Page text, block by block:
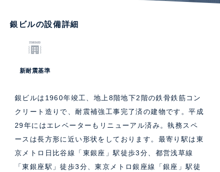
銀ビルの設備詳細
新耐震基準
銀ビルは1960年竣工、地上8階地下2階の鉄骨鉄筋コン
クリート造りで、耐震補強工事完了済の建物です。平成
29年にはエレベーターもリニューアル済み。執務スペ
ースは長方形に近い形状をしております。最寄り駅は東
京メトロ日比谷線「東銀座」駅徒歩3分、都営浅草線
「東銀座駅」徒歩3分、東京メトロ銀座線「銀座」駅徒